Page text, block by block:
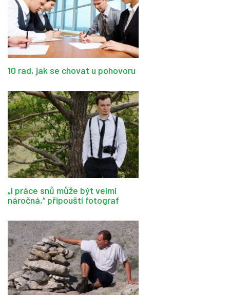
10 rad, jak se chovat u pohovoru
„I práce snů může být velmi
náročná,“ připouští fotograf